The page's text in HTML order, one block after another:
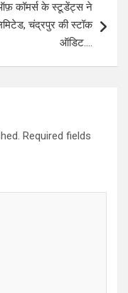
कॉमर्स के स्टूडेंट्स ने
चंद्रपुर की स्टॉक
ऑडिट….
Required fields